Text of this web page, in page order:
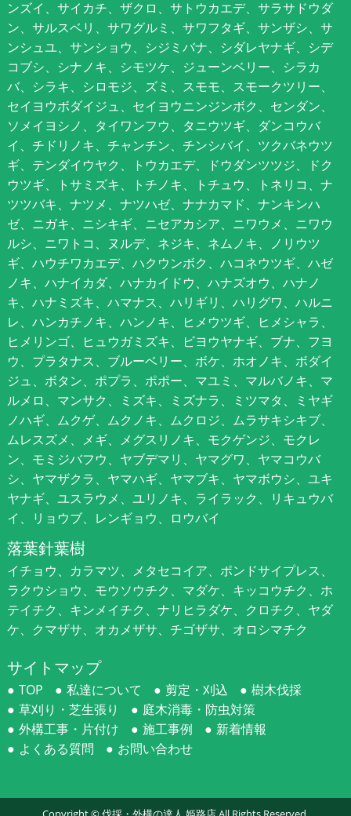
ンズイ、サイカチ、ザクロ、サトウカエデ、サラサドウダ
ン、サルスベリ、サワグルミ、サワフタギ、サンザシ、サ
ンシュユ、サンショウ、シジミバナ、シダレヤナギ、シデ
コブシ、シナノキ、シモツケ、ジューンベリー、シラカ
バ、シラキ、シロモジ、ズミ、スモモ、スモークツリー、
セイヨウボダイジュ、セイヨウニンジンボク、センダン、
ソメイヨシノ、タイワンフウ、タニウツギ、ダンコウバ
イ、チドリノキ、チャンチン、チンシバイ、ツクバネウツ
ギ、テンダイウヤク、トウカエデ、ドウダンツツジ、ドク
ウツギ、トサミズキ、トチノキ、トチュウ、トネリコ、ナ
ツツバキ、ナツメ、ナツハゼ、ナナカマド、ナンキンハ
ゼ、ニガキ、ニシキギ、ニセアカシア、ニワウメ、ニワウ
ルシ、ニワトコ、ヌルデ、ネジキ、ネムノキ、ノリウツ
ギ、ハウチワカエデ、ハクウンボク、ハコネウツギ、ハゼ
ノキ、ハナイカダ、ハナカイドウ、ハナズオウ、ハナノ
キ、ハナミズキ、ハマナス、ハリギリ、ハリグワ、ハルニ
レ、ハンカチノキ、ハンノキ、ヒメウツギ、ヒメシャラ、
ヒメリンゴ、ヒュウガミズキ、ビヨウヤナギ、ブナ、フヨ
ウ、プラタナス、ブルーベリー、ボケ、ホオノキ、ボダイ
ジュ、ボタン、ポプラ、ポポー、マユミ、マルバノキ、マ
ルメロ、マンサク、ミズキ、ミズナラ、ミツマタ、ミヤギ
ノハギ、ムクゲ、ムクノキ、ムクロジ、ムラサキシキブ、
ムレスズメ、メギ、メグスリノキ、モクゲンジ、モクレ
ン、モミジバフウ、ヤブデマリ、ヤマグワ、ヤマコウバ
シ、ヤマザクラ、ヤマハギ、ヤマブキ、ヤマボウシ、ユキ
ヤナギ、ユスラウメ、ユリノキ、ライラック、リキュウバ
イ、リョウブ、レンギョウ、ロウバイ
落葉針葉樹
イチョウ、カラマツ、メタセコイア、ポンドサイプレス、
ラクウショウ、モウソウチク、マダケ、キッコウチク、ホ
テイチク、キンメイチク、ナリヒラダケ、クロチク、ヤダ
ケ、クマザサ、オカメザサ、チゴザサ、オロシマチク
サイトマップ
TOP 私達について 剪定・刈込
樹木伐採
草刈り・芝生張り
庭木消毒・防虫対策
外構工事・片付け
施工事例
新着情報
よくある質問
お問い合わせ